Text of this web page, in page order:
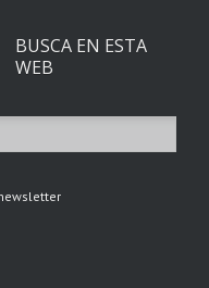
BUSCA EN ESTA
WEB